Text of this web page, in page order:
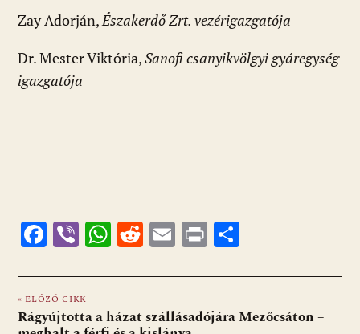
Zay Adorján,Északerdő Zrt. vezérigazgatója
Dr. Mester Viktória,Sanofi csanyikvölgyi gyáregység
igazgatója
F
e
b
Vi
er
W
at
s
R
d
di
E
ai
l
Pr
t za
m
« ELŐZŐ CIKK
Rágyújtotta a házat szállásadójára Mezőcsáton –